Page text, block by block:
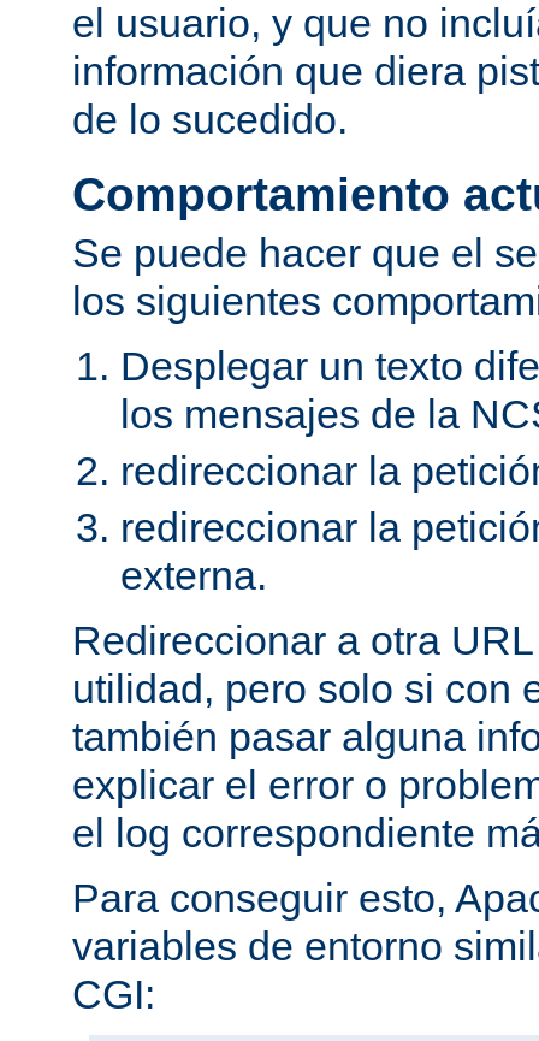
el usuario, y que no
información que diera
de lo sucedido.
Comportamiento
Se puede hacer que el
los siguientes
Desplegar un texto
los mensajes de la
redireccionar la
redireccionar la
externa.
Redireccionar a otra
utilidad, pero solo si con
también pasar alguna
explicar el error o
el log correspondiente
Para conseguir esto,
variables de entorno
CGI: